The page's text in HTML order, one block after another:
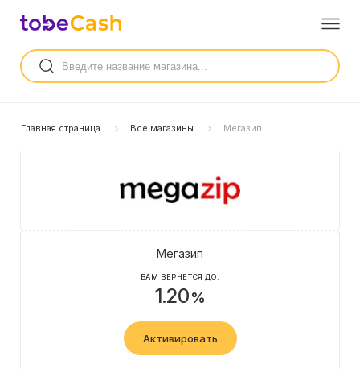
Главная страница Все магазины Мегазип
Мегазип
ВАМ ВЕРНЕТСЯ ДО:
1.20%
Активировать